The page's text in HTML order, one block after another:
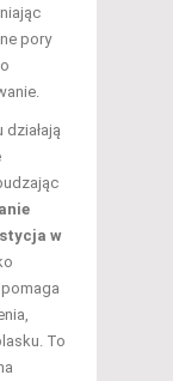
pory
w
To